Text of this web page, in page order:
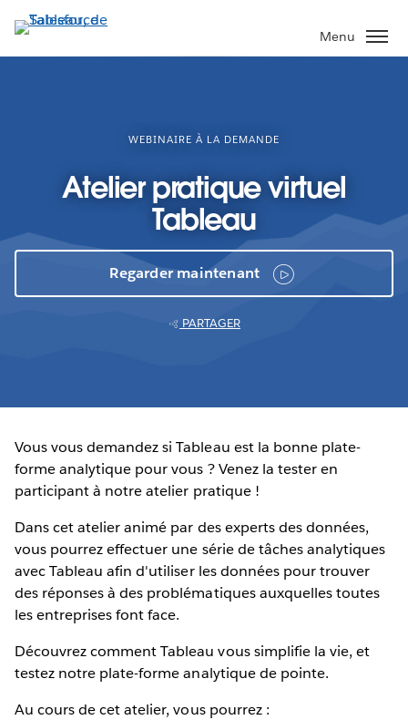
Aller
au
contenu
Menu
WEBINAIRE À LA DEMANDE
Atelier pratique virtuel
Tableau
Regarder maintenant
PARTAGER
Vous vous demandez si Tableau est la bonne plate-
forme analytique pour vous ? Venez la tester en
participant à notre atelier pratique !
Dans cet atelier animé par des experts des données,
vous pourrez effectuer une série de tâches analytiques
avec Tableau afin d'utiliser les données pour trouver
des réponses à des problématiques auxquelles toutes
les entreprises font face.
Découvrez comment Tableau vous simplifie la vie, et
testez notre plate-forme analytique de pointe.
Au cours de cet atelier, vous pourrez :